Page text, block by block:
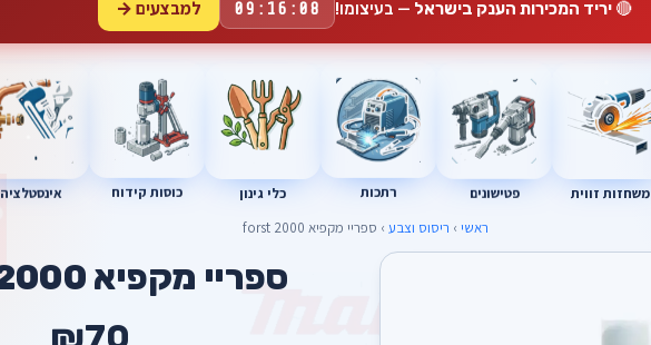
🔴יריד המכירות הענק בישראל — בעיצומו! 09:16:07 למבצעים →
משחזות זווית פטישונים רתכות כלי גינון כוסות קידוח אינסטלציה
ראשי › ריסוס וצבע › ספריי מקפיא forst 2000
ספריי מקפיא forst 2000